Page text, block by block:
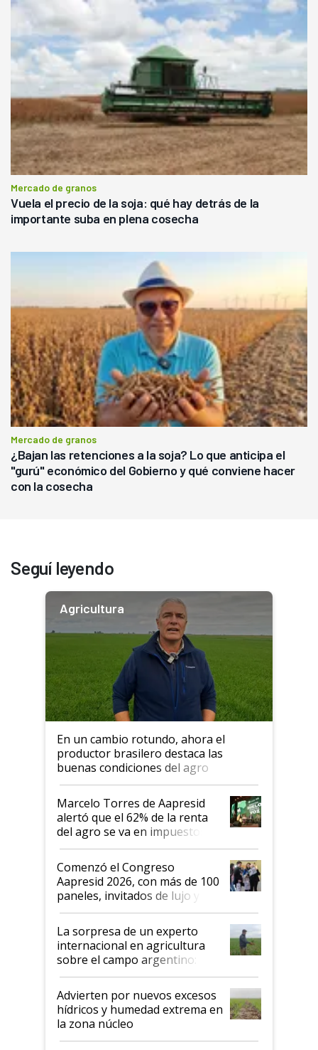
Mercado de granos
Vuela el precio de la soja: qué hay detrás de la
importante suba en plena cosecha
Mercado de granos
¿Bajan las retenciones a la soja? Lo que anticipa el
"gurú" económico del Gobierno y qué conviene hacer
con la cosecha
Seguí leyendo
Agricultura
En un cambio rotundo, ahora el
productor brasilero destaca las
buenas condiciones del agro
argentino para invertir: "Los veo
más motivados"
Marcelo Torres de Aapresid
alertó que el 62% de la renta
del agro se va en impuestos:
"No es bueno que en
Argentina se sigan discutiendo
las mismas cosas de hace 50
años"
Comenzó el Congreso
Aapresid 2026, con más de 100
paneles, invitados de lujo y
todas las tendencias
La sorpresa de un experto
internacional en agricultura
sobre el campo argentino:
"Estoy muy impresionado"
Advierten por nuevos excesos
hídricos y humedad extrema en
la zona núcleo